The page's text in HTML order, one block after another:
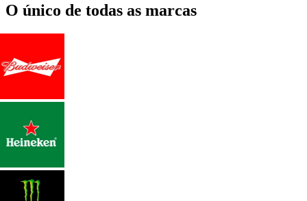
O único de todas as marcas